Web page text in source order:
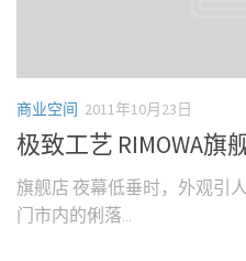
商业空间 2011年10月23日
极致工艺 RIMOWA旗
旗舰店 夜幕低垂时，外观引
门市内的俐落...